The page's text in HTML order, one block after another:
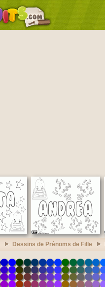
Dessins de Prénoms de Fille